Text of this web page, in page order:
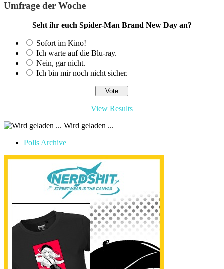
Umfrage der Woche
Seht ihr euch Spider-Man Brand New Day an?
Sofort im Kino!
Ich warte auf die Blu-ray.
Nein, gar nicht.
Ich bin mir noch nicht sicher.
View Results
Wird geladen ...
Polls Archive